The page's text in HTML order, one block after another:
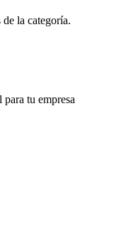
la categoría.
tu empresa